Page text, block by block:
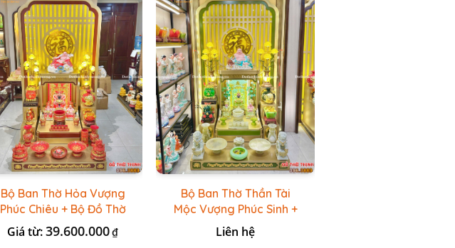
Bộ Ban Thờ Hỏa Vượng
Phúc Chiêu + Bộ Đồ Thờ
Đài Loan Gấm Đỏ
Giá từ:39.600.000₫
Bộ Ban Thờ Thần Tài
Mộc Vượng Phúc Sinh +
Bộ Đồ Thờ Đá Ngọc
Hoàng Long
Liên hệ